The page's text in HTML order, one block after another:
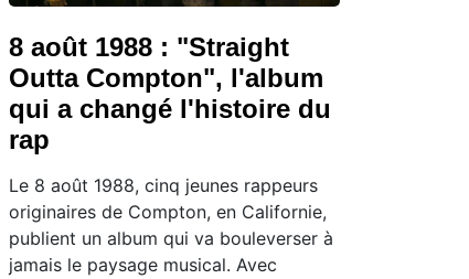
8 août 1988 : "Straight
Outta Compton", l'album
qui a changé l'histoire du
rap
Le 8 août 1988, cinq jeunes rappeurs
originaires de Compton, en Californie,
publient un album qui va bouleverser à
jamais le paysage musical. Avec